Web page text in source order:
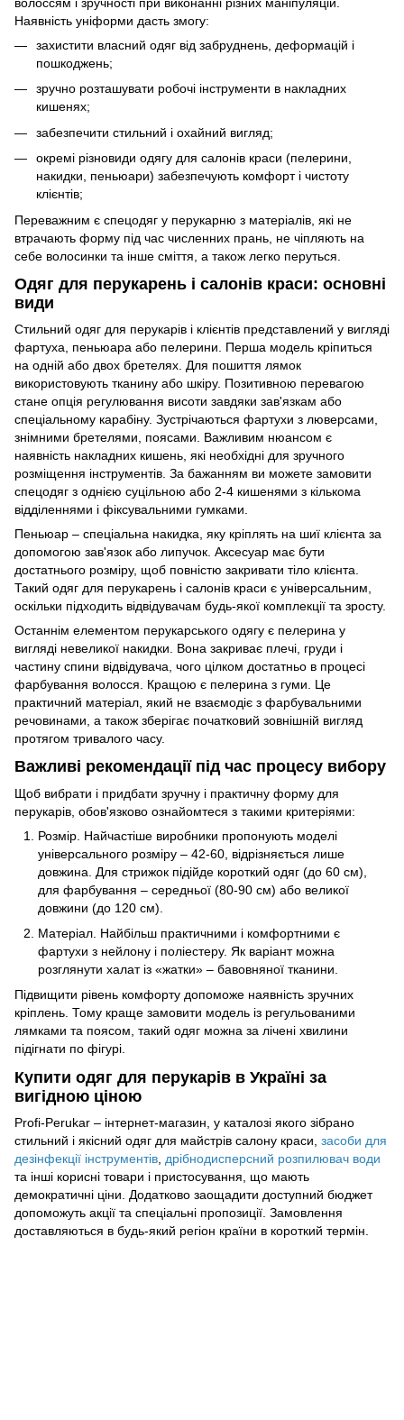
Наявність уніформи дасть змогу:
захистити власний одяг від забруднень, деформацій і
пошкоджень;
зручно розташувати робочі інструменти в накладних
кишенях;
забезпечити стильний і охайний вигляд;
окремі різновиди одягу для салонів краси (пелерини,
накидки, пеньюари) забезпечують комфорт і чистоту
клієнтів;
Переважним є спецодяг у перукарню з матеріалів, які не
втрачають форму під час численних прань, не чіпляють на
себе волосинки та інше сміття, а також легко перуться.
Одяг для перукарень і салонів краси: основні
види
Стильний одяг для перукарів і клієнтів представлений у вигляді
фартуха, пеньюара або пелерини. Перша модель кріпиться
на одній або двох бретелях. Для пошиття лямок
використовують тканину або шкіру. Позитивною перевагою
стане опція регулювання висоти завдяки зав'язкам або
спеціальному карабіну. Зустрічаються фартухи з люверсами,
знімними бретелями, поясами. Важливим нюансом є
наявність накладних кишень, які необхідні для зручного
розміщення інструментів. За бажанням ви можете замовити
спецодяг з однією суцільною або 2-4 кишенями з кількома
відділеннями і фіксувальними гумками.
Пеньюар – спеціальна накидка, яку кріплять на шиї клієнта за
допомогою зав'язок або липучок. Аксесуар має бути
достатнього розміру, щоб повністю закривати тіло клієнта.
Такий одяг для перукарень і салонів краси є універсальним,
оскільки підходить відвідувачам будь-якої комплекції та зросту.
Останнім елементом перукарського одягу є пелерина у
вигляді невеликої накидки. Вона закриває плечі, груди і
частину спини відвідувача, чого цілком достатньо в процесі
фарбування волосся. Кращою є пелерина з гуми. Це
практичний матеріал, який не взаємодіє з фарбувальними
речовинами, а також зберігає початковий зовнішній вигляд
протягом тривалого часу.
Важливі рекомендації під час процесу вибору
Щоб вибрати і придбати зручну і практичну форму для
перукарів, обов'язково ознайомтеся з такими критеріями:
Розмір. Найчастіше виробники пропонують моделі
універсального розміру – 42-60, відрізняється лише
довжина. Для стрижок підійде короткий одяг (до 60 см),
для фарбування – середньої (80-90 см) або великої
довжини (до 120 см).
Матеріал. Найбільш практичними і комфортними є
фартухи з нейлону і поліестеру. Як варіант можна
розглянути халат із «жатки» – бавовняної тканини.
Підвищити рівень комфорту допоможе наявність зручних
кріплень. Тому краще замовити модель із регульованими
лямками та поясом, такий одяг можна за лічені хвилини
підігнати по фігурі.
Купити одяг для перукарів в Україні за
вигідною ціною
Profi-Perukar – інтернет-магазин, у каталозі якого зібрано
стильний і якісний одяг для майстрів салону краси, засоби для
дезінфекції інструментів дрібнодисперсний розпилювач води
та інші корисні товари і пристосування, що мають
демократичні ціни. Додатково заощадити доступний бюджет
допоможуть акції та спеціальні пропозиції. Замовлення
доставляються в будь-який регіон країни в короткий термін.